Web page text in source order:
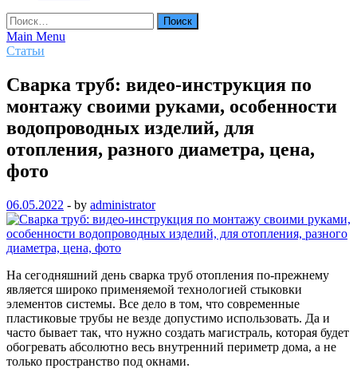
Найти:
Main Menu
Статьи
Сварка труб: видео-инструкция по
монтажу своими руками, особенности
водопроводных изделий, для
отопления, разного диаметра, цена,
фото
06.05.2022 - by administrator
На сегодняшний день сварка труб отопления по-прежнему
является широко применяемой технологией стыковки
элементов системы. Все дело в том, что современные
пластиковые трубы не везде допустимо использовать. Да и
часто бывает так, что нужно создать магистраль, которая будет
обогревать абсолютно весь внутренний периметр дома, а не
только пространство под окнами.